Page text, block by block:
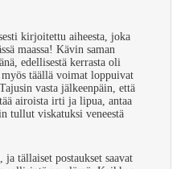
kirjoitettu aiheesta, joka
maassa! Kävin saman
edellisestä kerrasta oli
täällä voimat loppuivat
vasta jälkeenpäin, että
airoista irti ja lipua, antaa
tullut viskatuksi veneestä
tällaiset postaukset saavat